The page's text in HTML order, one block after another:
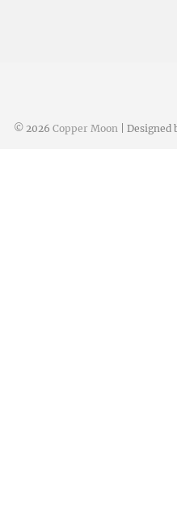
© 2026 Copper Moon | Designed